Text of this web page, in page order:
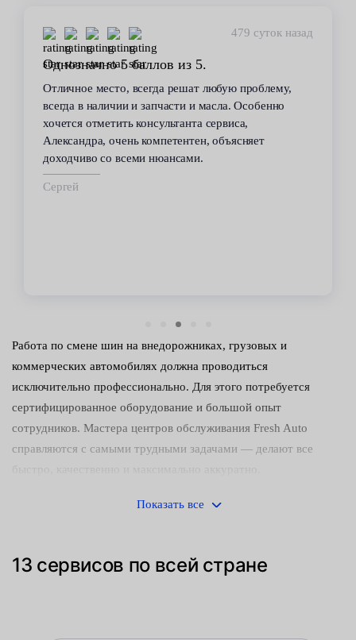
479 суток назад
Однозначно 5 баллов из 5.
Отличное место, всегда решат любую проблему,
всегда в наличии и запчасти и масла. Особенно
хочется отметить консультанта сервиса,
Александра, очень компетентен, объясняет
доходчиво со всеми нюансами.
Сергей
Работа по смене шин на внедорожниках, грузовых и
коммерческих автомобилях должна проводиться
исключительно профессионально. Для этого потребуется
сертифицированное оборудование и большой опыт
сотрудников. Мастера центров обслуживания Fresh Auto
справляются с самыми трудными задачами — делают все
R21 — это радиус больших колес, устанавливаемых
браться за эту операцию самостоятельно не стоит. Любая
Показать все
13 сервисов по всей стране